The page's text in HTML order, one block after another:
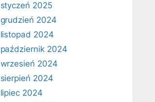
styczeń 2025
grudzień 2024
listopad 2024
październik 2024
wrzesień 2024
sierpień 2024
lipiec 2024